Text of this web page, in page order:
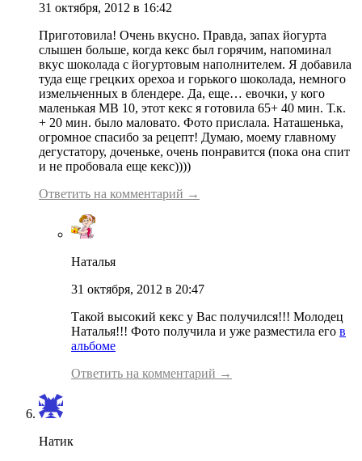
31 октября, 2012 в 16:42
Приготовила! Очень вкусно. Правда, запах йогурта
слышен больше, когда кекс был горячим, напоминал
вкус шоколада с йогуртовым наполнителем. Я добавила
туда еще грецких орехоа и горького шоколада, немного
измельченных в блендере. Да, еще… евочки, у кого
маленькая МВ 10, этот кекс я готовила 65+ 40 мин. Т.к.
+ 20 мин. было маловато. Фото прислала. Наташенька,
огромное спасибо за рецепт! Думаю, моему главному
дегустатору, доченьке, очень понравится (пока она спит
и не пробовала еще кекс))))
Ответить на комментарий →
Наталья
31 октября, 2012 в 20:47
Такой высокий кекс у Вас получился!!! Молодец
Наталья!!! Фото получила и уже разместила его в
альбоме
Ответить на комментарий →
Натик